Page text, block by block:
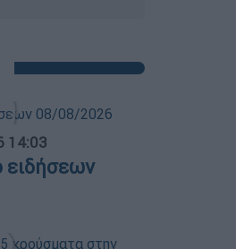
14:03
ειδήσεων